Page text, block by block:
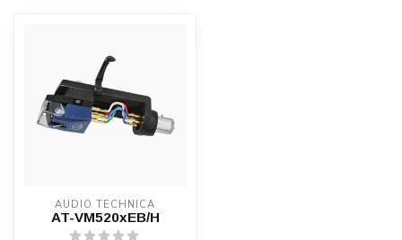
AUDIO TECHNICA
AT-VM520xEB/H